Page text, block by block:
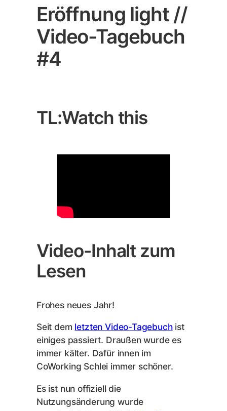
Eröffnung light //
Video-Tagebuch
#4
TL:Watch this
Video-Inhalt zum
Lesen
Frohes neues Jahr!
Seit dem letzten Video-Tagebuchist
einiges passiert. Draußen wurde es
immer kälter. Dafür innen im
CoWorking Schlei immer schöner.
Es ist nun offiziell die
Nutzungsänderung wurde